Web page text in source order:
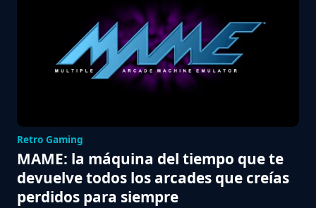
Retro Gaming
MAME: la máquina del tiempo que te
devuelve todos los arcades que creías
perdidos para siempre